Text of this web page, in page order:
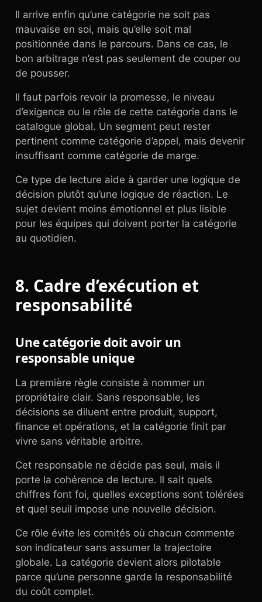
Il arrive enfin qu’une catégorie ne soit pas
mauvaise en soi, mais qu’elle soit mal
positionnée dans le parcours. Dans ce cas, le
bon arbitrage n’est pas seulement de couper ou
de pousser.
Il faut parfois revoir la promesse, le niveau
d’exigence ou le rôle de cette catégorie dans le
catalogue global. Un segment peut rester
pertinent comme catégorie d’appel, mais devenir
insuffisant comme catégorie de marge.
Ce type de lecture aide à garder une logique de
décision plutôt qu’une logique de réaction. Le
sujet devient moins émotionnel et plus lisible
pour les équipes qui doivent porter la catégorie
au quotidien.
8. Cadre d’exécution et
responsabilité
Une catégorie doit avoir un
responsable unique
La première règle consiste à nommer un
propriétaire clair. Sans responsable, les
décisions se diluent entre produit, support,
finance et opérations, et la catégorie finit par
vivre sans véritable arbitre.
Cet responsable ne décide pas seul, mais il
porte la cohérence de lecture. Il sait quels
chiffres font foi, quelles exceptions sont tolérées
et quel seuil impose une nouvelle décision.
Ce rôle évite les comités où chacun commente
son indicateur sans assumer la trajectoire
globale. La catégorie devient alors pilotable
parce qu’une personne garde la responsabilité
du coût complet.